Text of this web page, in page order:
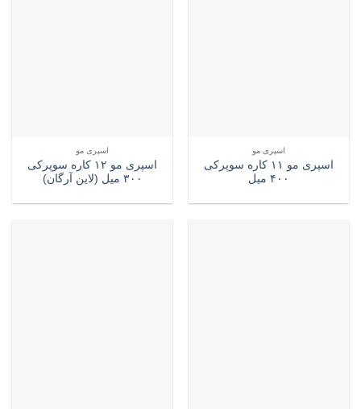
اسپری مو
اسپری مو ۱۱ کاره سوپرکی
۴۰۰ میل
اسپری مو
اسپری مو ۱۲ کاره سوپرکی
۳۰۰ میل (لاین آرگان)